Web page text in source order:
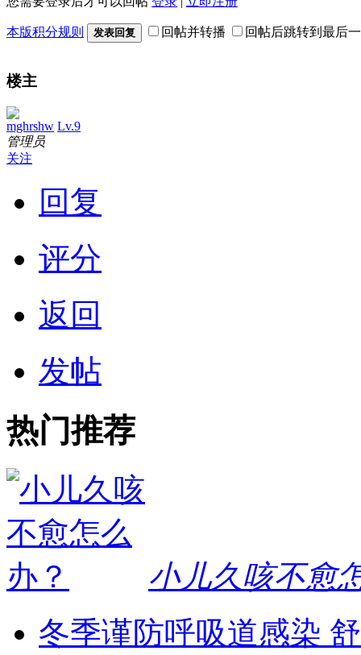
本版积分规则 发表回复 回帖并转播 回帖后跳转到最后
楼主
mghrshw Lv.9
管理员
关注
回复
评分
返回
发帖
热门推荐
小儿久咳不愈
冬季谨防呼吸道感染